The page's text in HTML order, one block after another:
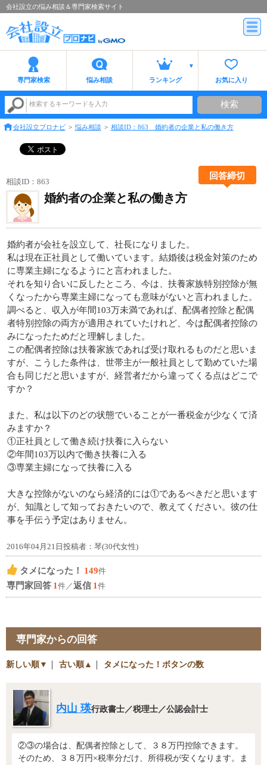
会社設立の悩み相談＆専門家検索サイト
専門家検索 悩み相談 ランキング お気に入り
検索するキーワードを入力 検索
会社設立プロナビ 悩み相談 相談ID：863 婚約者の企業と私の働き方
相談ID：863
回答締切
婚約者の企業と私の働き方
婚約者が会社を設立して、社長になりました。
私は現在正社員として働いています。結婚後は税金対策のため
に専業主婦になるようにと言われました。
それを知り合いに反したところ、今は、扶養家族特別控除が無
くなったから専業主婦になっても意味がないと言われました。
調べると、収入が年間103万未満であれば、配偶者控除と配偶
者特別控除の両方が適用されていたけれど、今は配偶者控除の
みになったためだと理解しました。
この配偶者控除は扶養家族であれば受け取れるものだと思いま
すが、こうした条件は、世帯主が一般社員として勤めていた場
合も同じだと思いますが、経営者だから違ってくる点はどこで
すか？
また、私は以下のどの状態でいることが一番税金が少なくて済
みますか？
①正社員として働き続け扶養に入らない
②年間103万以内で働き扶養に入る
③専業主婦になって扶養に入る
大きな控除がないのなら経済的には①であるべきだと思います
が、知識として知っておきたいので、教えてください。彼の仕
事を手伝う予定はありません。
2016年04月21日投稿者：琴(30代女性)
タメになった！ 149件
専門家回答 1 件／返信 1 件
専門家からの回答
新しい順▼ 古い順▲ タメになった！ボタンの数
内山 瑛行政書士／税理士／公認会計士
②③の場合は、配偶者控除として、３８万円控除できます。
そのため、３８万円×税率分だけ、所得税が安くなります。ま